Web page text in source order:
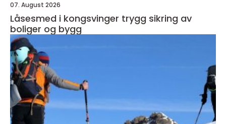
07. August 2026
Låsesmed i kongsvinger trygg sikring av
boliger og bygg